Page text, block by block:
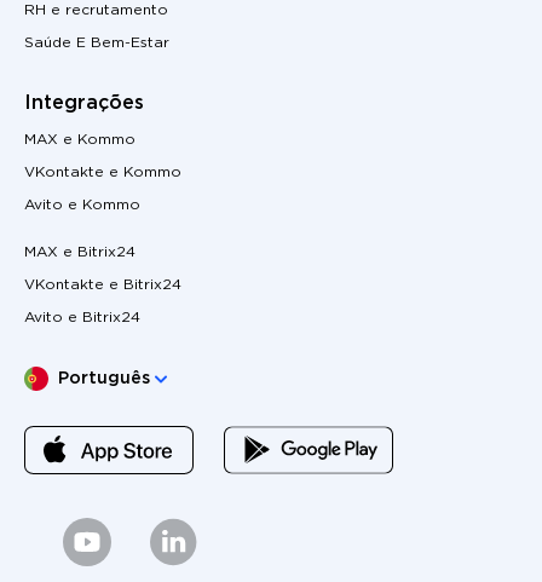
RH e recrutamento
Saúde E Bem-Estar
Integrações
MAX e Kommo
VKontakte e Kommo
Avito e Kommo
MAX e Bitrix24
VKontakte e Bitrix24
Avito e Bitrix24
Escolha o seu idioma
Português